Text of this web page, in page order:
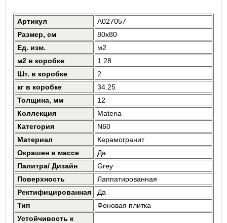
Артикул
A027057
Размер, см
80x80
Ед. изм.
м2
м2 в коробке
1.28
Шт. в коробке
2
кг в коробке
34.25
Толщина, мм
12
Коллекция
Materia
Категория
N60
Материал
Керамогранит
Окрашен в массе
Да
Палитра/ Дизайн
Grey
Поверхность
Лаппатированная
Ректифицированная
Да
Тип
Фоновая плитка
Устойчивость к